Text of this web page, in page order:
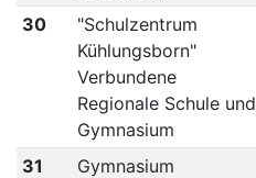
30
"Schulzentrum
Kühlungsborn"
Verbundene
Regionale Schule und
Gymnasium
31
Gymnasium